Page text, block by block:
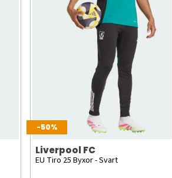
-50%
Liverpool FC
EU Tiro 25 Byxor - Svart